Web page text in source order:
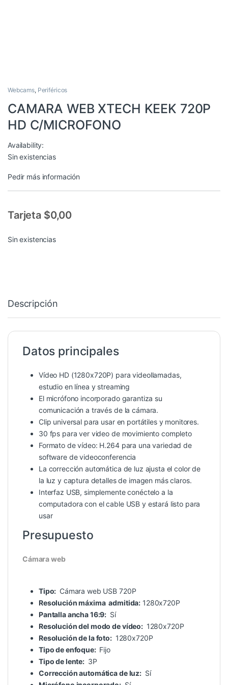
Webcams, Periféricos
CAMARA WEB XTECH KEEK 720P
HD C/MICROFONO
Availability:
Sin existencias
Pedir más información
Tarjeta $0,00
Sin existencias
Descripción
Datos principales
Vídeo HD (1280x720P) para videollamadas,
estudio en línea y streaming
El micrófono incorporado garantiza su
comunicación a través de la cámara.
Clip universal para usar en portátiles y monitores.
30 fps para ver video de movimiento completo
Formato de vídeo: H.264 para una variedad de
software de videoconferencia
La corrección automática de luz ajusta el color de
la luz y captura detalles de imagen más claros.
Interfaz USB, simplemente conéctelo a la
computadora con el cable USB y estará listo para
usar
Presupuesto
Cámara web
Tipo: Cámara web USB 720P
Resolución máximaadmitida: 1280x720P
Pantalla ancha 16:9: Sí
Resolución del modo de vídeo: 1280x720P
Resolución de la foto: 1280x720P
Tipo de enfoque: Fijo
Tipo de lente: 3P
Corrección automática de luz: Sí